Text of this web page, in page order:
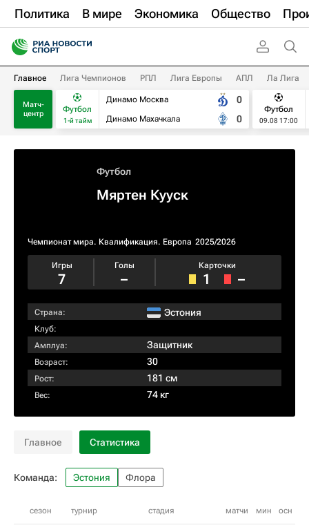
Политика В мире Экономика Общество
Главное Лига Чемпионов РПЛ Лига Европы АПЛ Ла Лига
Матч-
центр
Футбол
1-й тайм
Динамо Москва
Динамо Махачкала
0
0
Футбол
09.08 17:00
Футбол
Мяртен Кууск
Чемпионат мира. Квалификация. Европа 2025/2026
Игры
7
Голы
–
Карточки
1 –
Страна: Эстония
Клуб:
Амплуа:
Защитник
Возраст: 30
Рост: 181 см
Вес: 74 кг
Главное Статистика
Команда: Эстония Флора
сезон турнир стадия матчи мин осн